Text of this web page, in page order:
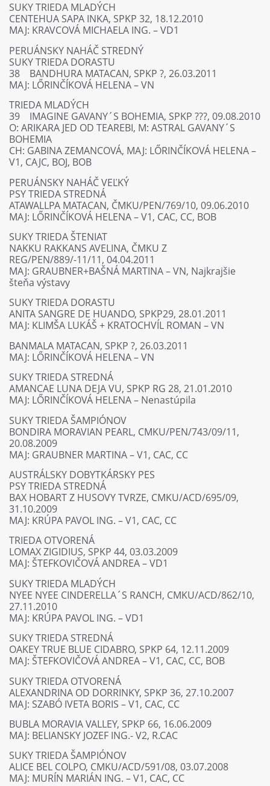
SUKY TRIEDA MLADÝCH
CENTEHUA SAPA INKA, SPKP 32, 18.12.2010
MAJ: KRAVCOVÁ MICHAELA ING. – VD1
PERUÁNSKY NAHÁČ STREDNÝ
SUKY TRIEDA DORASTU
38 BANDHURA MATACAN, SPKP ?, 26.03.2011
MAJ: LŐRINČÍKOVÁ HELENA – VN
TRIEDA MLADÝCH
39 IMAGINE GAVANY´S BOHEMIA, SPKP ???, 09.08.2010
O: ARIKARA JED OD TEAREBI, M: ASTRAL GAVANY´S
BOHEMIA
CH: GABINA ZEMANCOVÁ, MAJ: LŐRINČÍKOVÁ HELENA –
V1, CAJC, BOJ, BOB
PERUÁNSKY NAHÁČ VEĽKÝ
PSY TRIEDA STREDNÁ
ATAWALLPA MATACAN, ČMKU/PEN/769/10, 09.06.2010
MAJ: LŐRINČÍKOVÁ HELENA – V1, CAC, CC, BOB
SUKY TRIEDA ŠTENIAT
NAKKU RAKKANS AVELINA, ČMKU Z
REG/PEN/889/-11/11, 04.04.2011
MAJ: GRAUBNER+BAŠNÁ MARTINA – VN, Najkrajšie
šteňa výstavy
SUKY TRIEDA DORASTU
ANITA SANGRE DE HUANDO, SPKP29, 28.01.2011
MAJ: KLIMŠA LUKÁŠ + KRATOCHVÍL ROMAN – VN
BANMALA MATACAN, SPKP ?, 26.03.2011
MAJ: LŐRINČÍKOVÁ HELENA – VN
SUKY TRIEDA STREDNÁ
AMANCAE LUNA DEJA VU, SPKP RG 28, 21.01.2010
MAJ: LŐRINČÍKOVÁ HELENA – Nenastúpila
SUKY TRIEDA ŠAMPIÓNOV
BONDIRA MORAVIAN PEARL, CMKU/PEN/743/09/11,
20.08.2009
MAJ: GRAUBNER MARTINA – V1, CAC, CC
AUSTRÁLSKY DOBYTKÁRSKY PES
PSY TRIEDA STREDNÁ
BAX HOBART Z HUSOVY TVRZE, CMKU/ACD/695/09,
31.10.2009
MAJ: KRÚPA PAVOL ING. – V1, CAC, CC
TRIEDA OTVORENÁ
LOMAX ZIGIDIUS, SPKP 44, 03.03.2009
MAJ: ŠTEFKOVIČOVÁ ANDREA – VD1
SUKY TRIEDA MLADÝCH
NYEE NYEE CINDERELLA´S RANCH, CMKU/ACD/862/10,
27.11.2010
MAJ: KRÚPA PAVOL ING. – VD1
SUKY TRIEDA STREDNÁ
OAKEY TRUE BLUE CIDABRO, SPKP 64, 12.11.2009
MAJ: ŠTEFKOVIČOVÁ ANDREA – V1, CAC, CC, BOB
SUKY TRIEDA OTVORENÁ
ALEXANDRINA OD DORRINKY, SPKP 36, 27.10.2007
MAJ: SZABÓ IVETA BORIS – V1, CAC, CC
BUBLA MORAVIA VALLEY, SPKP 66, 16.06.2009
MAJ: BELIANSKY JOZEF ING.- V2, R.CAC
SUKY TRIEDA ŠAMPIÓNOV
ALICE BEL COLPO, CMKU/ACD/591/08, 03.07.2008
MAJ: MURÍN MARIÁN ING. – V1, CAC, CC